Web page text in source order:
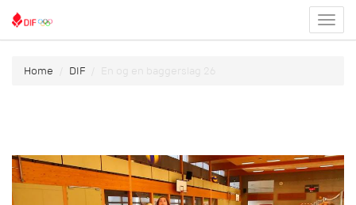
menu
Home DIF En og en baggerslag 26